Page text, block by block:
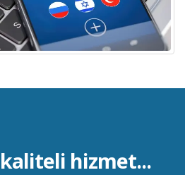
kaliteli hizmet...